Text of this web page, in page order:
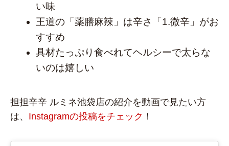
い味
王道の「薬膳麻辣」は辛さ「1.微辛」がお
すすめ
具材たっぷり食べれてヘルシーで太らな
いのは嬉しい
担担辛辛 ルミネ池袋店の紹介を動画で見たい方
は、 Instagramの投稿をチェック ！